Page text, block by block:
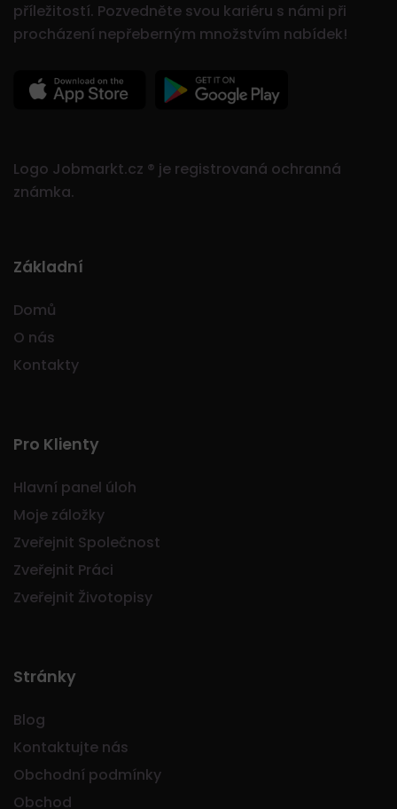
příležitostí. Pozvedněte svou kariéru s námi při
procházení nepřeberným množstvím nabídek!
Logo Jobmarkt.cz ® je registrovaná ochranná
známka.
Základní
Domů
O nás
Kontakty
Pro Klienty
Hlavní panel úloh
Moje záložky
Zveřejnit Společnost
Zveřejnit Práci
Zveřejnit Životopisy
Stránky
Blog
Kontaktujte nás
Obchodní podmínky
Obchod